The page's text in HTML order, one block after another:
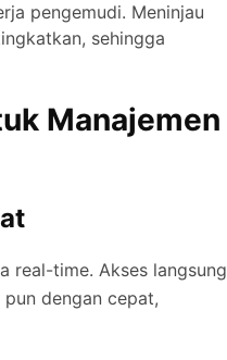
pengemudi. Meninjau
sehingga
Manajemen
real-time. Akses langsung
dengan cepat,